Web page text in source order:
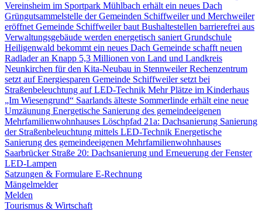
Vereinsheim im Sportpark Mühlbach erhält ein neues Dach
Grüngutsammelstelle der Gemeinden Schiffweiler und Merchweiler
eröffnet Gemeinde Schiffweiler baut Bushaltestellen barrierefrei aus
Verwaltungsgebäude werden energetisch saniert Grundschule
Heiligenwald bekommt ein neues Dach Gemeinde schafft neuen
Radlader an Knapp 5,3 Millionen von Land und Landkreis
Neunkirchen für den Kita-Neubau in StennweilerRechenzentrum
setzt auf Energiesparen Gemeinde Schiffweiler setzt bei
Straßenbeleuchtung auf LED-Technik Mehr Plätze im Kinderhaus
„Im Wiesengrund“ Saarlands älteste Sommerlinde erhält eine neue
Umzäunung Energetische Sanierung des gemeindeeigenen
Mehrfamilienwohnhauses Löschpfad 21a: Dachsanierung Sanierung
der Straßenbeleuchtung mittels LED-Technik Energetische
Sanierung des gemeindeeigenen Mehrfamilienwohnhauses
Saarbrücker Straße 20: Dachsanierung und Erneuerung der Fenster
LED-Lampen
Satzungen & Formulare E-Rechnung
Mängelmelder
Melden
Tourismus & Wirtschaft